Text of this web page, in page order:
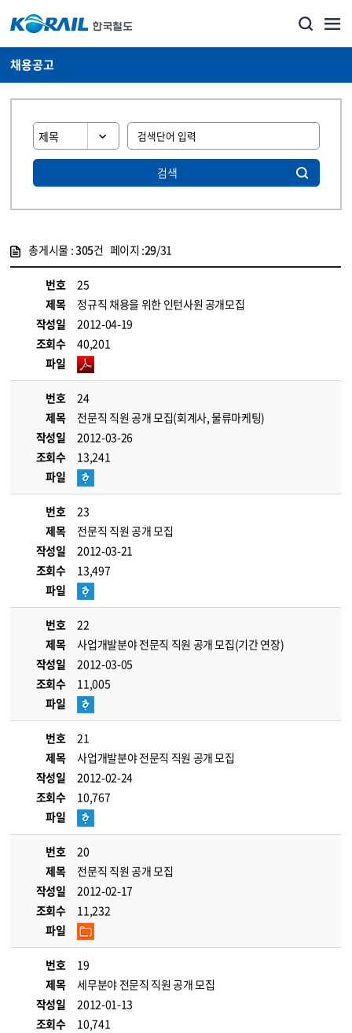
채용공고
검색
총게시물 :305건 페이지 :29/31
번호
25
제목
정규직 채용을 위한 인턴사원 공개모집
작성일
2012-04-19
조회수
40,201
파일
번호
24
제목
전문직 직원 공개 모집(회계사, 물류마케팅)
작성일
2012-03-26
조회수
13,241
파일
번호
23
제목
전문직 직원 공개 모집
작성일
2012-03-21
조회수
13,497
파일
번호
22
제목
사업개발분야 전문직 직원 공개 모집(기간 연장)
작성일
2012-03-05
조회수
11,005
파일
번호
21
제목
사업개발분야 전문직 직원 공개 모집
작성일
2012-02-24
조회수
10,767
파일
번호
20
제목
전문직 직원 공개 모집
작성일
2012-02-17
조회수
11,232
파일
번호
19
제목
세무분야 전문직 직원 공개 모집
작성일
2012-01-13
조회수
10,741